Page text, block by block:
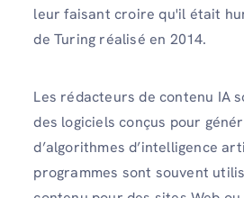
leur faisant croire qu'il était
de Turing réalisé en 2014.
Les rédacteurs de contenu IA
des logiciels conçus pour
d’algorithmes d’intelligence
programmes sont souvent